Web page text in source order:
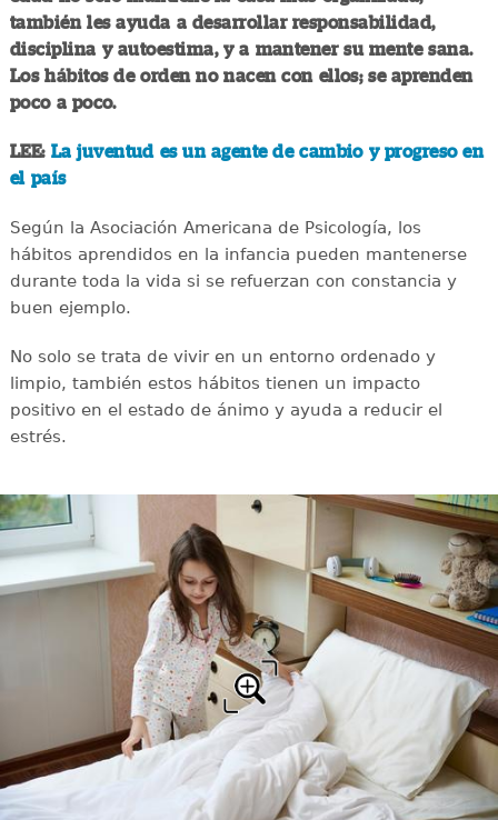
también les ayuda a desarrollar responsabilidad,
disciplina y autoestima, y a mantener su mente sana.
Los hábitos de orden no nacen con ellos; se aprenden
poco a poco.
LEE: La juventud es un agente de cambio y progreso en
el país
Según la Asociación Americana de Psicología, los
hábitos aprendidos en la infancia pueden mantenerse
durante toda la vida si se refuerzan con constancia y
buen ejemplo.
No solo se trata de vivir en un entorno ordenado y
limpio, también estos hábitos tienen un impacto
positivo en el estado de ánimo y ayuda a reducir el
estrés.